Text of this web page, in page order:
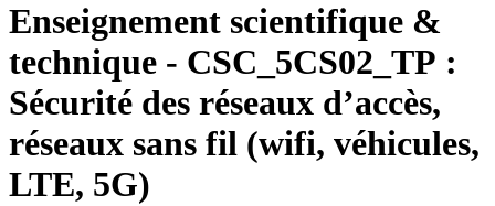
Enseignement scientifique &
technique - CSC_5CS02_TP :
Sécurité des réseaux d’accès,
réseaux sans fil (wifi, véhicules,
LTE, 5G)